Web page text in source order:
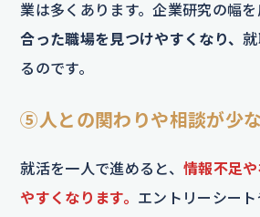
業は多くあります。企業研究の幅を
合った職場を見つけやすくなり、
るのです。
⑤人との関わりや相談が少
就活を一人で進めると、 情報不足
やすくなります。 エントリーシー